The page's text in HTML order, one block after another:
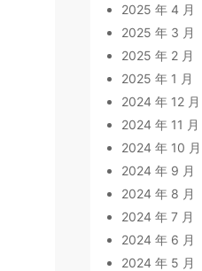
2025 年 4 月
2025 年 3 月
2025 年 2 月
2025 年 1 月
2024 年 12 月
2024 年 11 月
2024 年 10 月
2024 年 9 月
2024 年 8 月
2024 年 7 月
2024 年 6 月
2024 年 5 月